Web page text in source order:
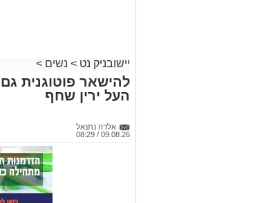
יישובניק נט > נשים >
להישאר פוטוגנית
העל ירין שחף
אלדה נתנאל
09.08.26 / 08:29